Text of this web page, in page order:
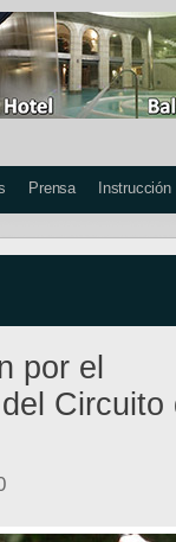
Prensa Instrucción
por el
Circuito